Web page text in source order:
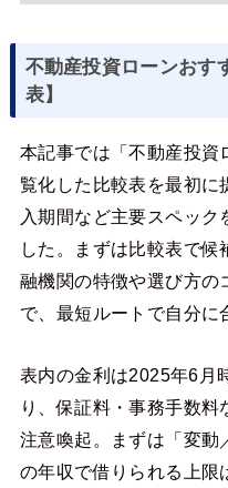
不動産投資ローンおす
表】
本記事では「不動産投資
覧化した比較表を最初に
入期間など主要スペック
した。まずは比較表で
融機関の特徴や選び方の
で、最短ルートで自分に
表内の金利は2025年6月
り、保証料・事務手数
注意喚起。まずは「変動
の年収で借りられる上限